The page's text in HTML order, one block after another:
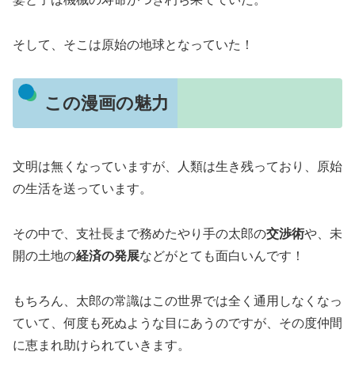
そして、そこは原始の地球となっていた！
この漫画の魅力
文明は無くなっていますが、人類は生き残っており、原始
の生活を送っています。
その中で、支社長まで務めたやり手の太郎の交渉術や、未
開の土地の経済の発展などがとても面白いんです！
もちろん、太郎の常識はこの世界では全く通用しなくなっ
ていて、何度も死ぬような目にあうのですが、その度仲間
に恵まれ助けられていきます。